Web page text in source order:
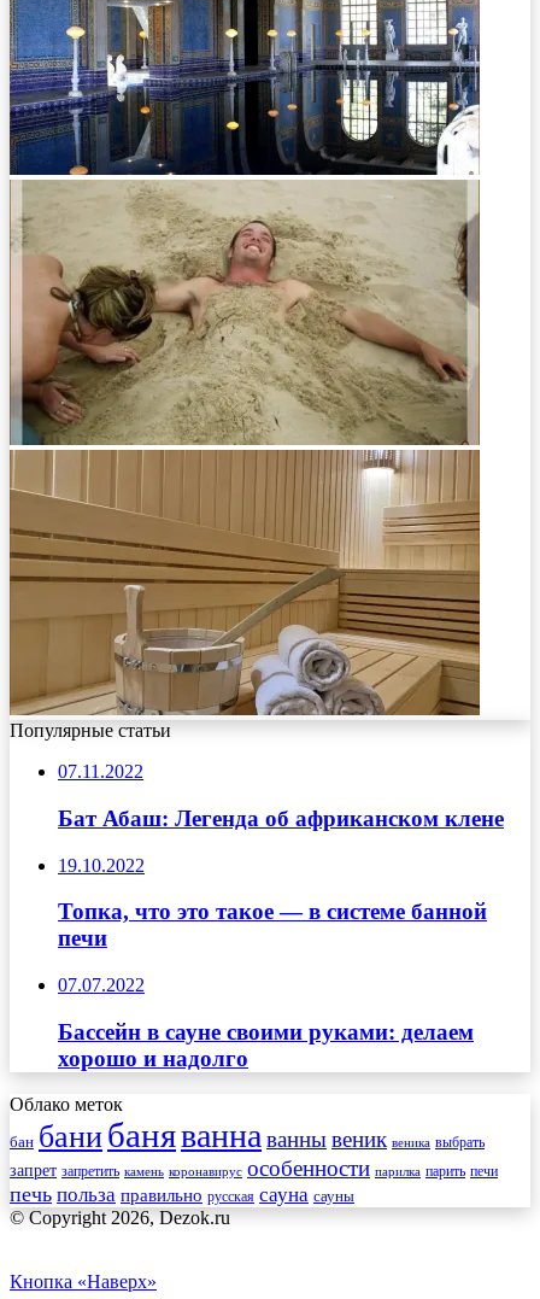
Популярные статьи
07.11.2022
Бат Абаш: Легенда об африканском клене
19.10.2022
Топка, что это такое — в системе банной
печи
07.07.2022
Бассейн в сауне своими руками: делаем
хорошо и надолго
Облако меток
бан банибаняваннаваннывеник веника выбрать
запрет запретить камень коронавирус особенности парилка парить печи
печь польза правильно русская сауна сауны
© Copyright 2026, Dezok.ru
Кнопка «Наверх»